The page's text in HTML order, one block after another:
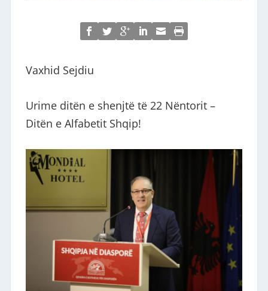
Vaxhid Sejdiu
Urime ditën e shenjtë të 22 Nëntorit –
Ditën e Alfabetit Shqip!